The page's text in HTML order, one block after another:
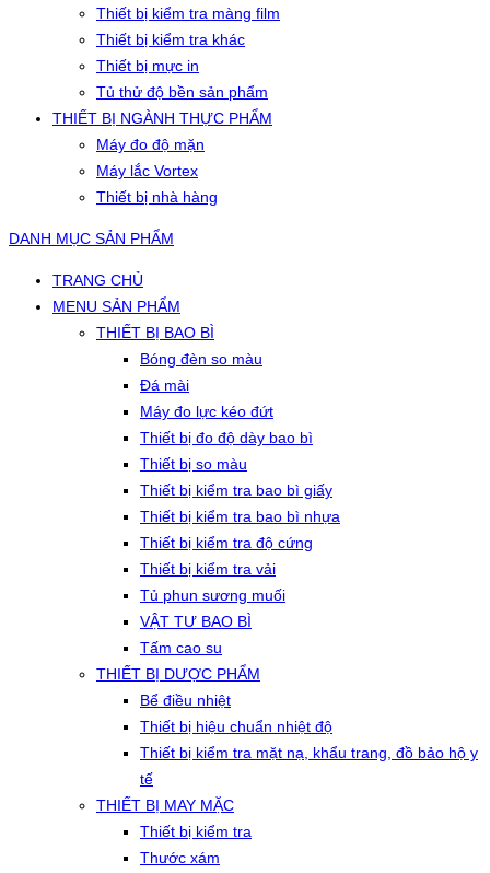
Thiết bị kiểm tra màng film
Thiết bị kiểm tra khác
Thiết bị mực in
Tủ thử độ bền sản phẩm
THIẾT BỊ NGÀNH THỰC PHẨM
Máy đo độ mặn
Máy lắc Vortex
Thiết bị nhà hàng
DANH MỤC SẢN PHẨM
TRANG CHỦ
MENU SẢN PHẨM
THIẾT BỊ BAO BÌ
Bóng đèn so màu
Đá mài
Máy đo lực kéo đứt
Thiết bị đo độ dày bao bì
Thiết bị so màu
Thiết bị kiểm tra bao bì giấy
Thiết bị kiểm tra bao bì nhựa
Thiết bị kiểm tra độ cứng
Thiết bị kiểm tra vải
Tủ phun sương muối
VẬT TƯ BAO BÌ
Tấm cao su
THIẾT BỊ DƯỢC PHẨM
Bể điều nhiệt
Thiết bị hiệu chuẩn nhiệt độ
Thiết bị kiểm tra mặt nạ, khẩu trang, đồ bảo hộ y
tế
THIẾT BỊ MAY MẶC
Thiết bị kiểm tra
Thước xám